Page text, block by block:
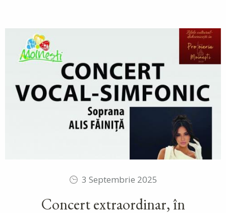
3 Septembrie 2025
Concert extraordinar, în